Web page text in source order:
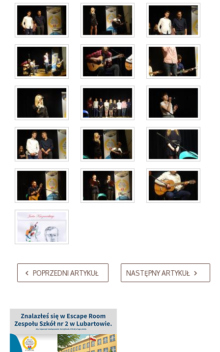
AdmirorGallery 5.2.0, author/sVasiljevski Kekeljevic.
POPRZEDNI ARTYKUŁ NASTĘPNY ARTYKUŁ